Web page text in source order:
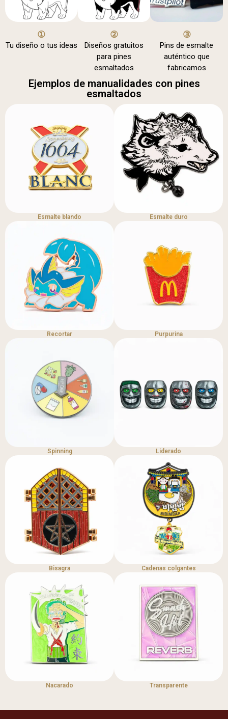
①
Tu diseño o tus ideas
②
Diseños gratuitos
para pines
esmaltados
③
Pins de esmalte
auténtico que
fabricamos
Ejemplos de manualidades con pines
esmaltados
Esmalte blando Esmalte duro
Recortar Purpurina
Spinning Liderado
Bisagra Cadenas colgantes
Nacarado Transparente